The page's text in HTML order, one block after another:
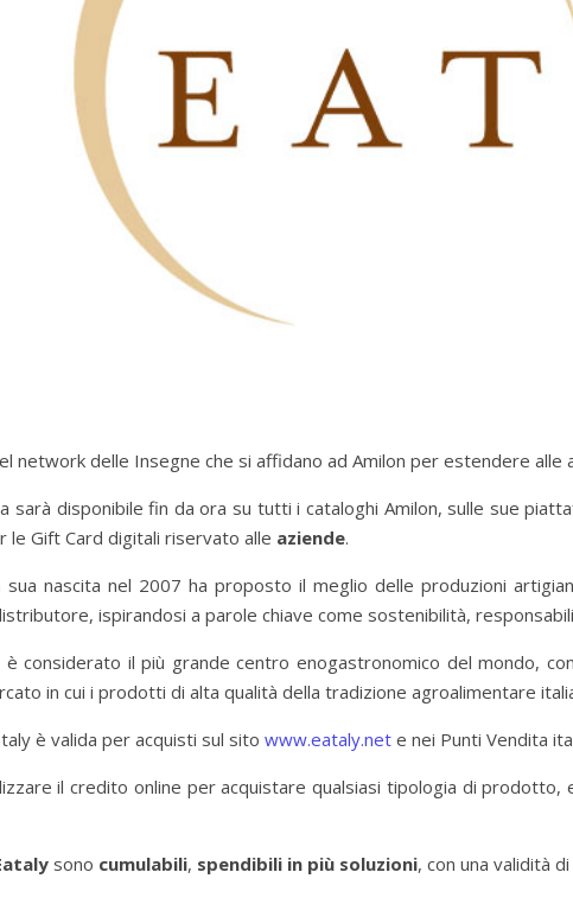
network delle Insegne che si affidano ad Amilon per estendere alle
sarà disponibile fin da ora su tutti i cataloghi Amilon, sulle sue
le Gift Card digitali riservato alle aziende.
sua nascita nel 2007 ha proposto il meglio delle produzioni
ispirandosi a parole chiave come sostenibilità,
è considerato il più grande centro enogastronomico del mondo,
in cui i prodotti di alta qualità della tradizione agroalimentare
è valida per acquisti sul sito www.eataly.net e nei Punti Vendita
il credito online per acquistare qualsiasi tipologia di
sono cumulabili, spendibili in più soluzioni, con una validità di